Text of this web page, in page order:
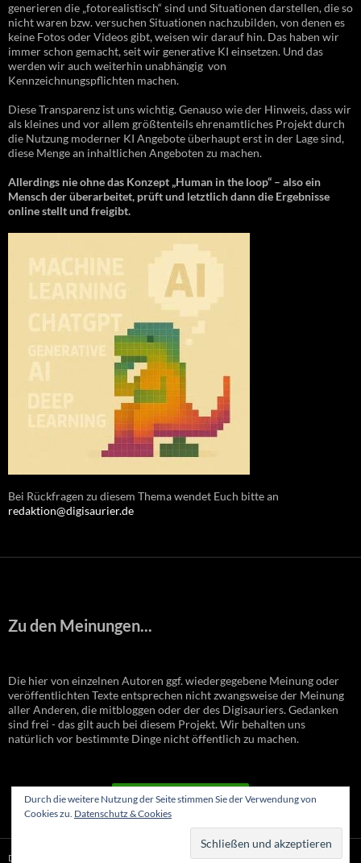
generieren die „fotorealistisch“ sind und Situationen darstellen, die so
nicht waren bzw. versuchen Situationen nachzubilden, von denen es
keine Fotos oder Videos gibt, weisen wir darauf hin. Das haben wir
immer schon gemacht, seit wir generative KI einsetzen. Und das
werden wir auch weiterhin unabhängig von
Kennzeichnungspflichten machen.
Diese Transparenz ist uns wichtig. Genauso wie der Hinweis, dass wir
als kleines und vor allem größtenteils ehrenamtliches Projekt durch
die Nutzung moderner KI Angebote überhaupt erst in der Lage sind,
diese Menge an inhaltlichen Angeboten zu machen.
Allerdings nie ohne das Konzept „Human in the loop“ – also ein
Mensch der überarbeitet, prüft und letztlich dann die Ergebnisse
online stellt und freigibt.
Bei Rückfragen zu diesem Thema wendet Euch bitte an
redaktion@digisaurier.de
Zu den Meinungen...
Die hier von einzelnen Autoren ggf. wiedergegebene Meinung oder
veröffentlichten Texte entsprechen nicht zwangsweise der Meinung
aller Anderen, die mitbloggen oder der des Digisauriers. Gedanken
sind frei - das gilt auch bei diesem Projekt. Wir behalten uns
natürlich vor bestimmte Dinge nicht öffentlich zu machen.
VERTRAG WIDERRUFEN
Durch die weitere Nutzung der Seite stimmen Sie der Verwendung von
Cookies zu. Datenschutz & Cookies
Datenschutzerklärung Stolz präsentiert von WordPress